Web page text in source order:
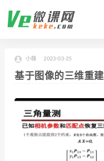
小薇 2023-03-25
基于图像的三维重建